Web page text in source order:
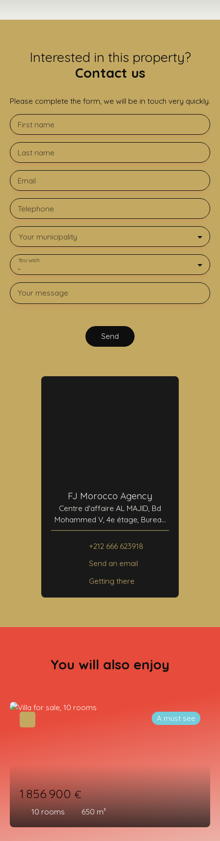
Interested in this property?
Contact us
Please complete the form, we will be in touch very quickly.
First name
Last name
Email
Telephone
Your municipality
-
You wish
Your message
Send
FJ Morocco Agency
Centre d'affaire AL MAJID, Bd
Mohammed V, 4e étage, Bureau
N°24
40000 Marrakech
+212 666 623918
Send an email
Getting there
You will also enjoy
1 856 900€
10 rooms 650 m²
A must see